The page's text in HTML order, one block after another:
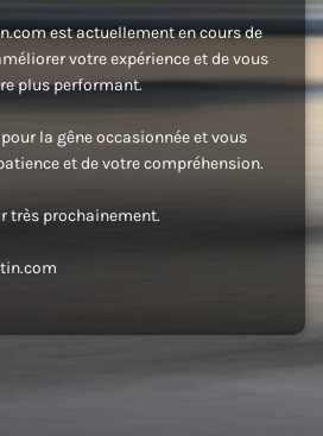
est actuellement en cours de
votre expérience et de vous
plus performant.
la gêne occasionnée et vous
et de votre compréhension.
très prochainement.